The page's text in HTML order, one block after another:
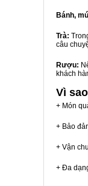
Bánh,
Trà:
câu
Rượu:
khách
Vì
+ Món
+ Bảo
+ Vận
+ Đa